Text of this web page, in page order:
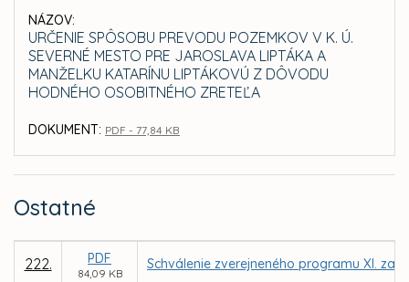
NÁZOV:
URČENIE SPÔSOBU PREVODU POZEMKOV V K. Ú.
SEVERNÉ MESTO PRE JAROSLAVA LIPTÁKA A
MANŽELKU KATARÍNU LIPTÁKOVÚ Z DÔVODU
HODNÉHO OSOBITNÉHO ZRETEĽA
DOKUMENT: PDF - 77,84 KB
Ostatné
222. PDF
84,09 KB
Schválenie zverejneného programu XI.